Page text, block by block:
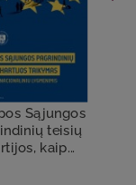
Sąjungos
teisių
kaip...